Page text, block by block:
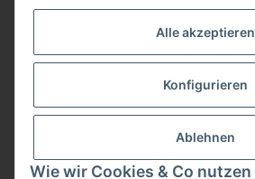
Alle akzeptieren
Konfigurieren
Ablehnen
Wie wir Cookies & Co nutzen
Gesetzliche Informationen
Bezahlung